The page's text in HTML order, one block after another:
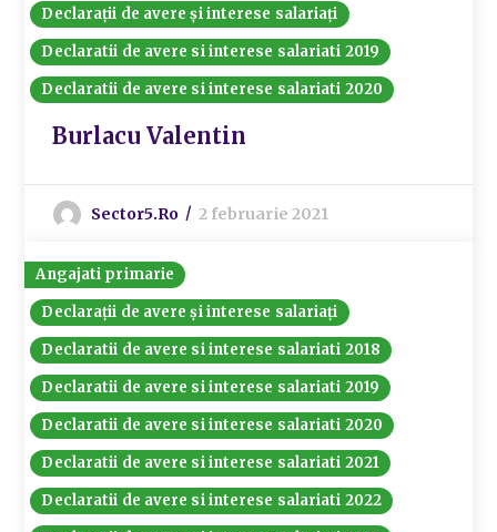
Declarații de avere și interese salariați
Declaratii de avere si interese salariati 2019
Declaratii de avere si interese salariati 2020
Burlacu Valentin
Sector5.ro 2 februarie 2021
Angajati primarie
Declarații de avere și interese salariați
Declaratii de avere si interese salariati 2018
Declaratii de avere si interese salariati 2019
Declaratii de avere si interese salariati 2020
Declaratii de avere si interese salariati 2021
Declaratii de avere si interese salariati 2022